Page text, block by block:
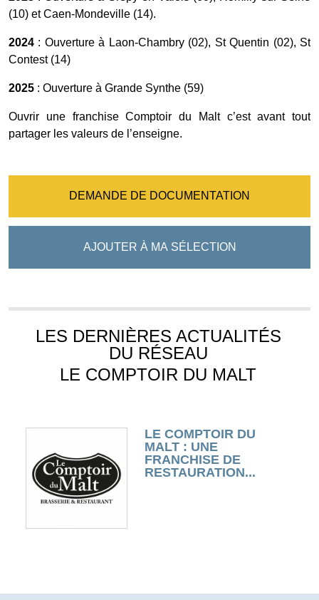
(10) et Caen-Mondeville (14).
2024 : Ouverture à Laon-Chambry (02), St Quentin (02), St
Contest (14)
2025 : Ouverture à Grande Synthe (59)
Ouvrir une franchise Comptoir du Malt c’est avant tout
partager les valeurs de l’enseigne.
DEMANDE DE DOCUMENTATION
AJOUTER À MA SÉLECTION
LES DERNIÈRES ACTUALITÉS
DU RÉSEAU
LE COMPTOIR DU MALT
LE COMPTOIR DU
MALT : UNE
FRANCHISE DE
RESTAURATION...